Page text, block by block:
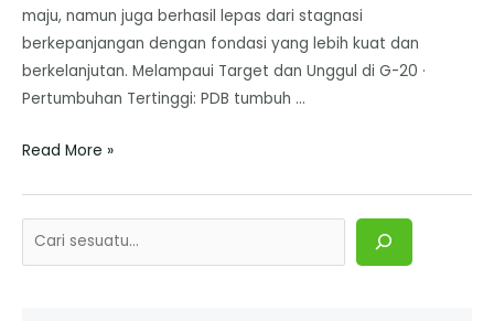
maju, namun juga berhasil lepas dari stagnasi
berkepanjangan dengan fondasi yang lebih kuat dan
berkelanjutan. Melampaui Target dan Unggul di G-20 ·
Pertumbuhan Tertinggi: PDB tumbuh …
Read More »